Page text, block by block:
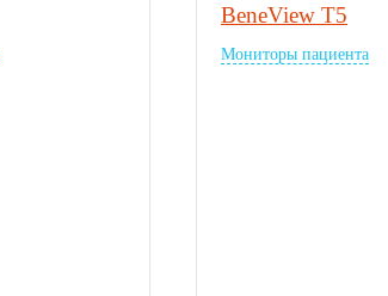
BeneView T5
Мониторы пациента